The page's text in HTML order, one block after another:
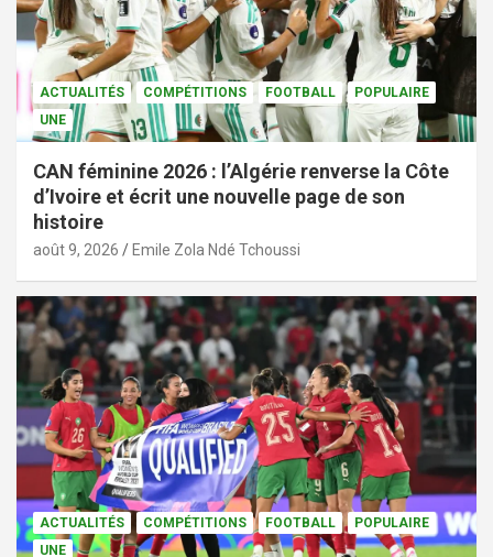
ACTUALITÉS COMPÉTITIONS FOOTBALL
POPULAIRE
UNE
CAN féminine 2026 : l’Algérie renverse la Côte
d’Ivoire et écrit une nouvelle page de son
histoire
août 9, 2026 Emile Zola Ndé Tchoussi
ACTUALITÉS COMPÉTITIONS FOOTBALL
POPULAIRE
UNE